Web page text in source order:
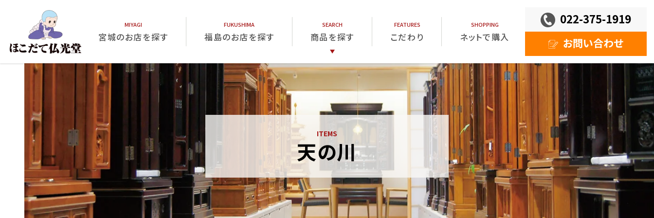
天の川
022-375-1919
お問い合わせ
宮城のお店を探す 福島のお店を探す 商品を探す
仏壇
位牌
こだわり ネットで購入